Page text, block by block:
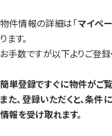
物件情報の詳細は「マイペ
ります。
お手数ですが以下よりご登録
簡単登録ですぐに物件がご覧
また、登録いただくと、条
情報を受け取れます。